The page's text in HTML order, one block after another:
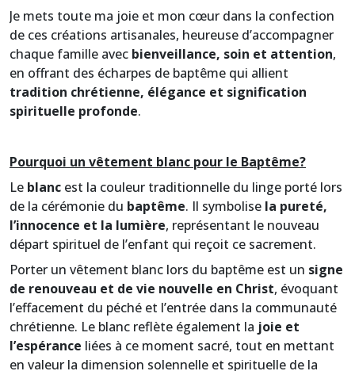
Je mets toute ma joie et mon cœur dans la confection
de ces créations artisanales, heureuse d’accompagner
chaque famille avec bienveillance, soin et attention,
en offrant des écharpes de baptême qui allient
tradition chrétienne, élégance et signification
spirituelle profonde.
Pourquoi un vêtement blanc pour le Baptême?
Le blanc est la couleur traditionnelle du linge porté lors
de la cérémonie du baptême. Il symbolise la pureté,
l’innocence et la lumière, représentant le nouveau
départ spirituel de l’enfant qui reçoit ce sacrement.
Porter un vêtement blanc lors du baptême est un signe
de renouveau et de vie nouvelle en Christ, évoquant
l’effacement du péché et l’entrée dans la communauté
chrétienne. Le blanc reflète également la joie et
l’espérance liées à ce moment sacré, tout en mettant
en valeur la dimension solennelle et spirituelle de la